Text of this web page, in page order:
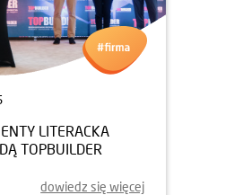
LITERACKA
TOPBUILDER
dowiedz się więcej